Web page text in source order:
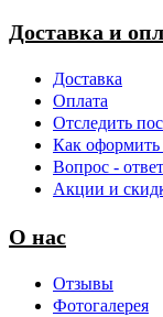
Доставка и
Доставка
Оплата
Отследить
Как оформить
Вопрос - ответ
Акции и
О нас
Отзывы
Фотогалерея